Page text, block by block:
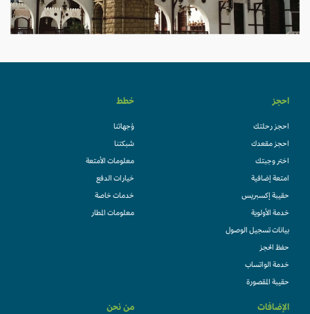
احجز
احجز رحلتك
احجز مقعدك
اختر وجبتك
امتعة إضافية
حقيبة إكسبريس
خدمة الأولوية
بيانات تسجيل الوصول
حفظ الحجز
خدمة الواتساب
حقيبة المقصورة
خطط
وُجهاتنا
شبكتنا
معلومات الأمتعة
خيارات الدفع
خدمات خاصة
معلومات المطار
الإضافات من نحن